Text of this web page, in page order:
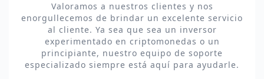
Valoramos a nuestros clientes y nos
enorgullecemos de brindar un excelente servicio
al cliente. Ya sea que sea un inversor
experimentado en criptomonedas o un
principiante, nuestro equipo de soporte
especializado siempre está aquí para ayudarle.